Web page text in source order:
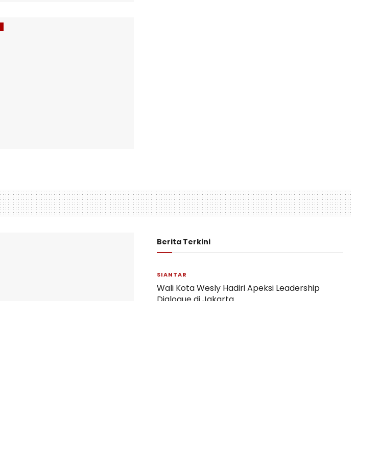
Berita Terkini
SIANTAR
Wali Kota Wesly Hadiri Apeksi Leadership
Dialogue di Jakarta